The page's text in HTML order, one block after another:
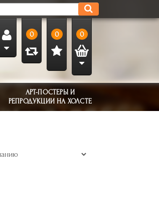
0 0 0
АРТ-ПОСТЕРЫ И
РЕПРОДУКЦИИ НА ХОЛСТЕ